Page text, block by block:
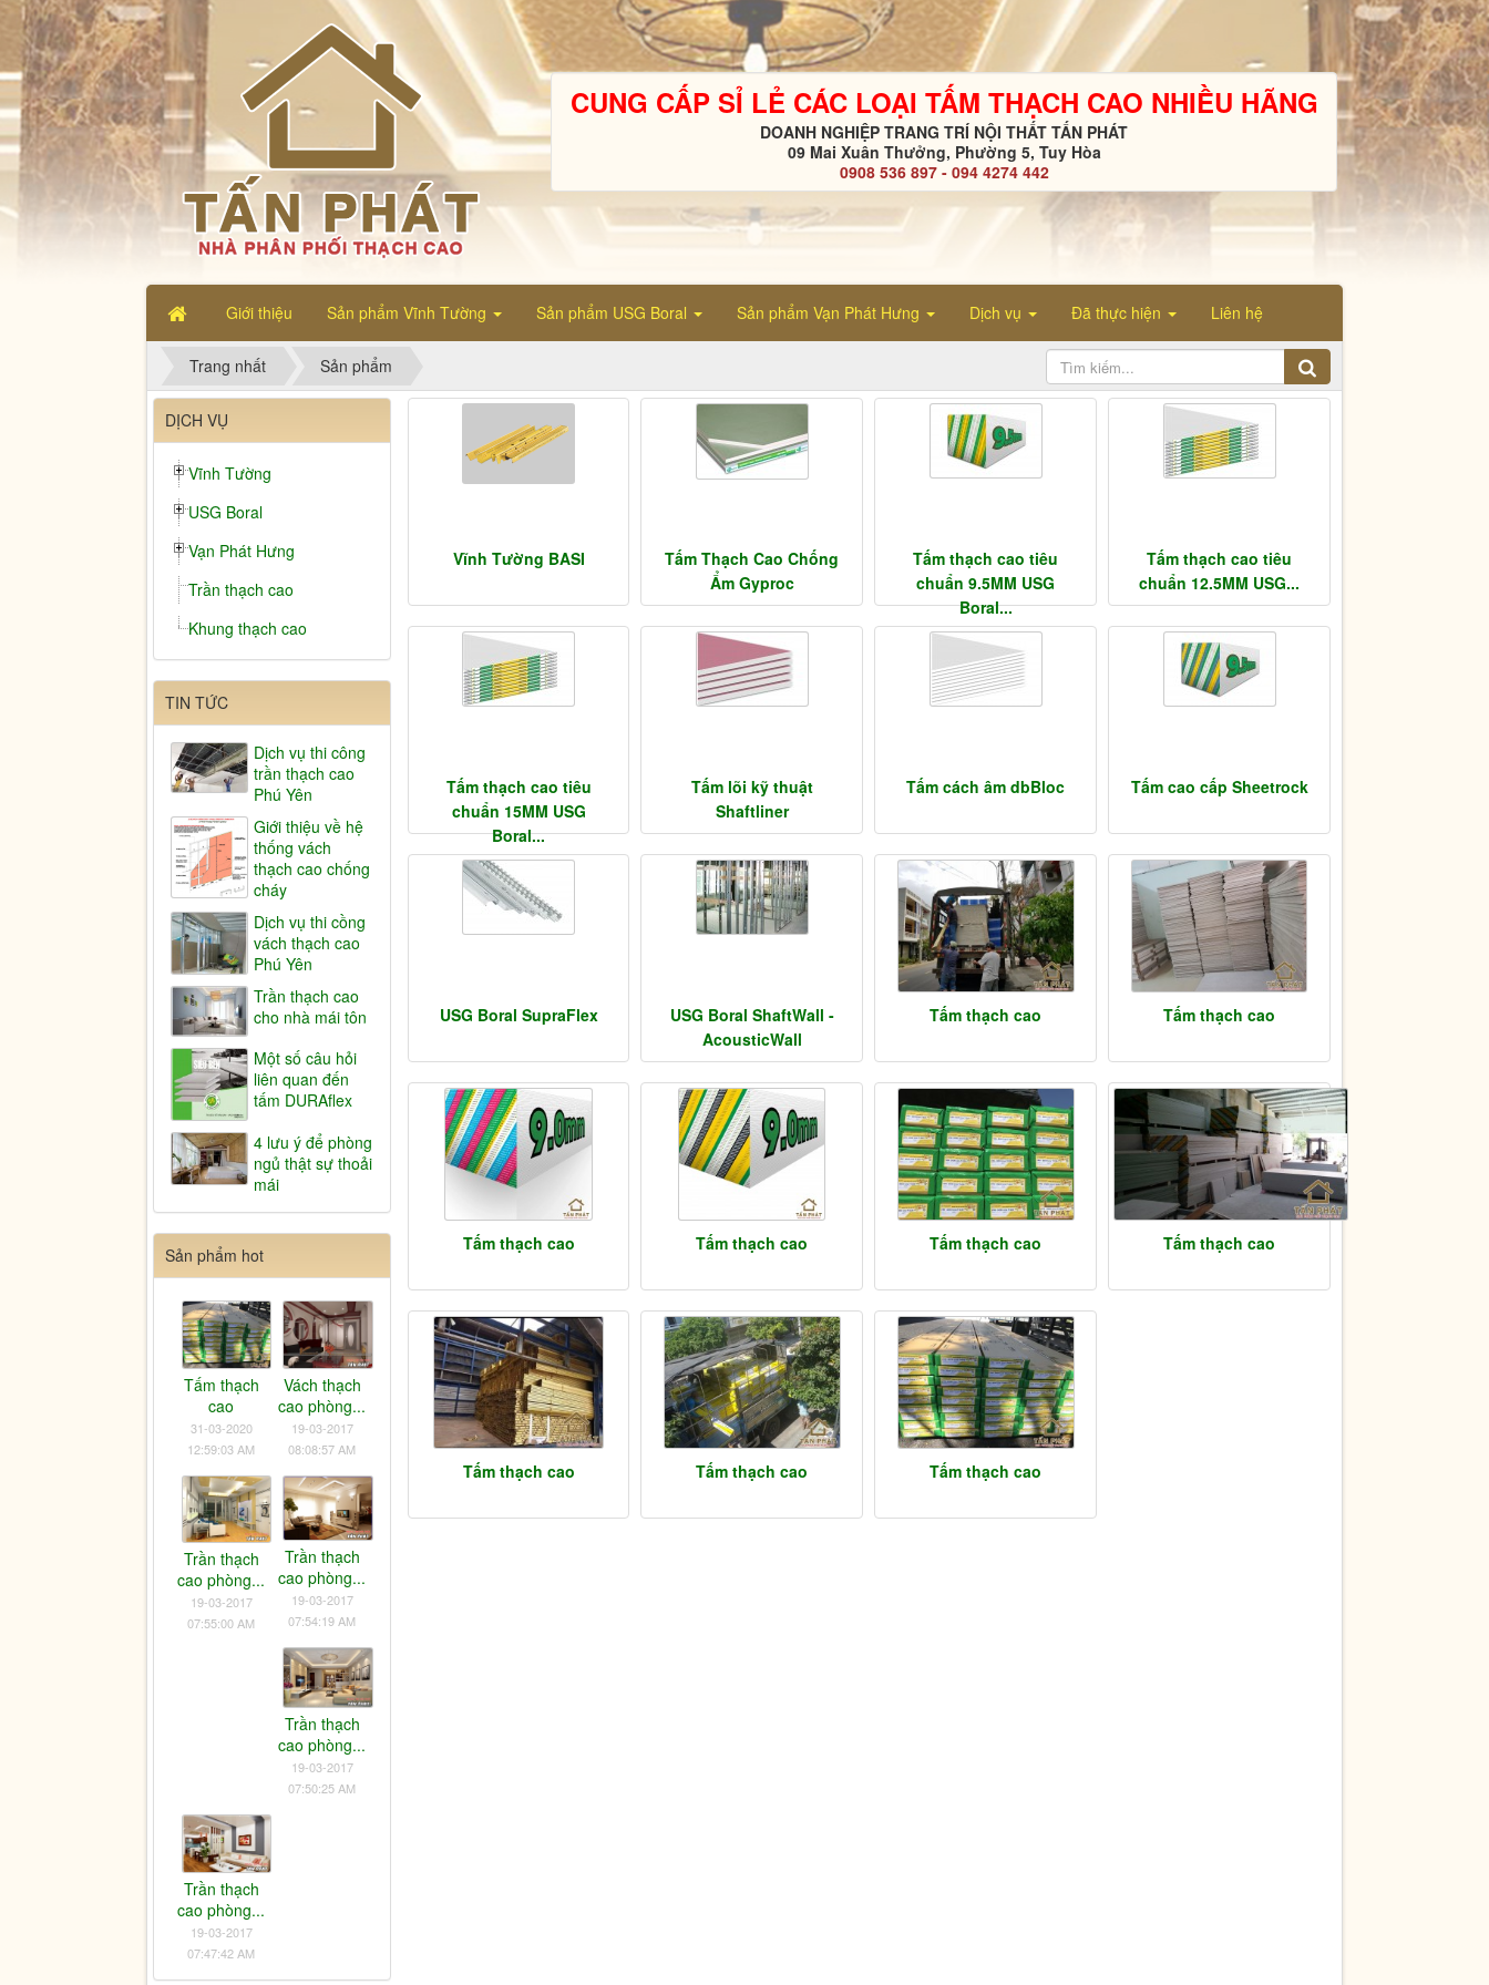
CUNG CẤP SỈ LẺ CÁC LOẠI TẤM THẠCH CAO NHIỀU HÃNG
DOANH NGHIỆP TRANG TRÍ NỘI THẤT TẤN PHÁT
09 Mai Xuân Thưởng, Phường 5, Tuy Hòa
0908 536 897 - 094 4274 442
Giới thiệu Sản phẩm Vĩnh Tường Sản phẩm USG Boral Sản phẩm Vạn Phát Hưng Dịch vụ Đã thực hiện Liên hệ
Trang nhất Sản phẩm
Vĩnh Tường BASI
Tấm Thạch Cao Chống
Ẩm Gyproc
Tấm thạch cao tiêu
chuẩn 9.5MM USG
Boral...
Tấm thạch cao tiêu
chuẩn 12.5MM USG...
Tấm thạch cao tiêu
chuẩn 15MM USG
Boral...
Tấm lõi kỹ thuật
Shaftliner
Tấm cách âm dbBloc Tấm cao cấp Sheetrock
USG Boral SupraFlex
USG Boral ShaftWall -
AcousticWall
Tấm thạch cao Tấm thạch cao
Tấm thạch cao Tấm thạch cao Tấm thạch cao Tấm thạch cao
Tấm thạch cao Tấm thạch cao Tấm thạch cao
DỊCH VỤ
Vĩnh Tường
USG Boral
Vạn Phát Hưng
Trần thạch cao
Khung thạch cao
TIN TỨC
Dịch vụ thi công
trần thạch cao
Phú Yên
Giới thiệu về hệ
thống vách
thạch cao chống
cháy
Dịch vụ thi cồng
vách thạch cao
Phú Yên
Trần thạch cao
cho nhà mái tôn
Một số câu hỏi
liên quan đến
tấm DURAflex
4 lưu ý để phòng
ngủ thật sự thoải
mái
Sản phẩm hot
Tấm thạch
cao
31-03-2020
12:59:03 AM
Vách thạch
cao phòng...
19-03-2017
08:08:57 AM
Trần thạch
cao phòng...
19-03-2017
07:55:00 AM
Trần thạch
cao phòng...
19-03-2017
07:54:19 AM
Trần thạch
cao phòng...
19-03-2017
07:50:25 AM
Trần thạch
cao phòng...
19-03-2017
07:47:42 AM